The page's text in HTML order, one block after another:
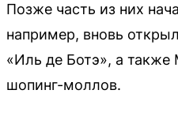
Позже часть из них
например, вновь
«Иль де Ботэ», а также
шопинг-моллов.